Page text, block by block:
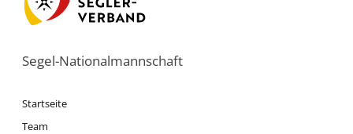
Segel-Nationalmannschaft
Startseite
Team